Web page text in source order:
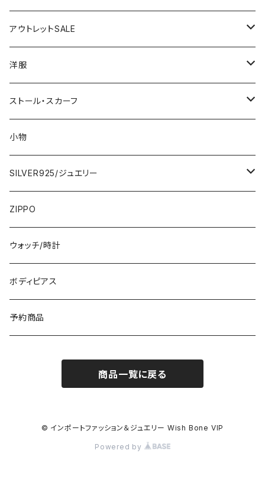
アウトレットSALE
1000円
2000円
3000円
5000円
7000円
洋服
インポートワンピース
ロング・マキシ
ひざ・ミディ
トップス・カーディガン・アウター
カーディガン
イタリア製ジャケット
スカート・パンツ
ストール・スカーフ
大判ストール・ロングスカーフ
小さめスカーフ
コットンストール・スカーフ
冬物・マフラー
小物
SILVER925/ジュエリー
指輪・リング
ネックレス・ペンダントトップ
ピアス・イヤリング
ブレスレット・バングル
ZIPPO
ウォッチ/時計
ボディピアス
予約商品
商品一覧に戻る
© インポートファッション＆ジュエリー Wish Bone VIP
Powered by